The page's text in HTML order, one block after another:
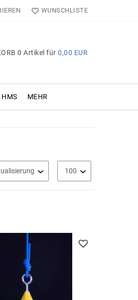
WUNSCHLISTE
0 Artikel für 0,00 EUR
HMS MEHR